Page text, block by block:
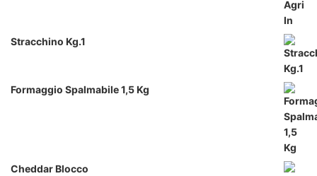
Stracchino Kg.1
Formaggio Spalmabile 1,5 Kg
Cheddar Blocco